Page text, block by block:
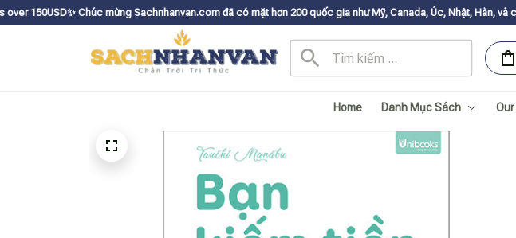
mừng Sachnhanvan.com đã có mặt hơn 200 quốc gia như Mỹ, Canada, Úc, Nhật, Hàn, và các nước Châu Âu✨
Home Danh Mục Sách Our